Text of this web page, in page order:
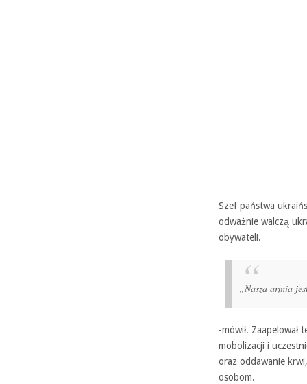
Szef państwa
odważnie walczą
obywateli.
„Nasza armia
-mówił.
mobolizacji i
oraz oddawanie
osobom.